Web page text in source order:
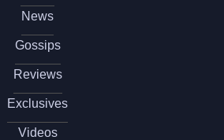
News
Gossips
Reviews
Exclusives
Videos